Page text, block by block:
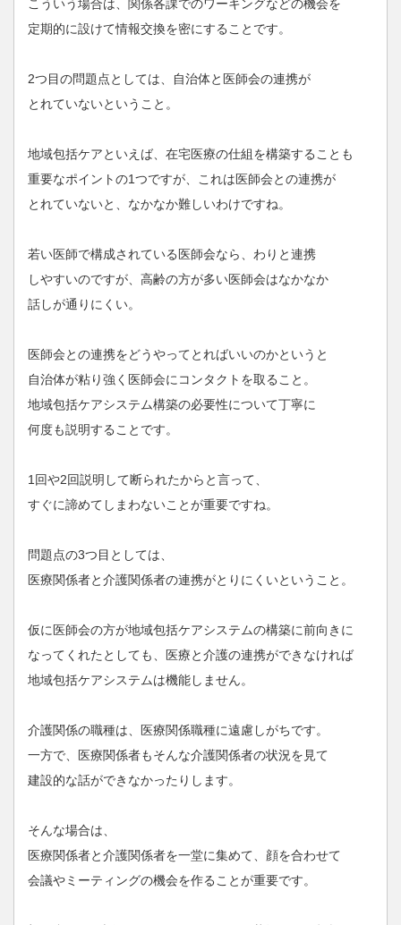
こういう場合は、関係各課でのワーキングなどの機会を
定期的に設けて情報交換を密にすることです。
2つ目の問題点としては、自治体と医師会の連携が
とれていないということ。
地域包括ケアといえば、在宅医療の仕組を構築することも
重要なポイントの1つですが、これは医師会との連携が
とれていないと、なかなか難しいわけですね。
若い医師で構成されている医師会なら、わりと連携
しやすいのですが、高齢の方が多い医師会はなかなか
話しが通りにくい。
医師会との連携をどうやってとればいいのかというと
自治体が粘り強く医師会にコンタクトを取ること。
地域包括ケアシステム構築の必要性について丁寧に
何度も説明することです。
1回や2回説明して断られたからと言って、
すぐに諦めてしまわないことが重要ですね。
問題点の3つ目としては、
医療関係者と介護関係者の連携がとりにくいということ。
仮に医師会の方が地域包括ケアシステムの構築に前向きに
なってくれたとしても、医療と介護の連携ができなければ
地域包括ケアシステムは機能しません。
介護関係の職種は、医療関係職種に遠慮しがちです。
一方で、医療関係者もそんな介護関係者の状況を見て
建設的な話ができなかったりします。
そんな場合は、
医療関係者と介護関係者を一堂に集めて、顔を合わせて
会議やミーティングの機会を作ることが重要です。